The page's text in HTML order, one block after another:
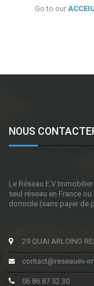
Go to our
NOUS
Le Réseau E.V
seul réseau en France
domicile (sans payer de
29 QUAI ARLOING
contact@reseauev-
06 86 87 52 30